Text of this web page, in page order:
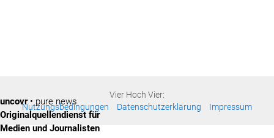
Vier Hoch Vier:
Nutzungsbedingungen
Datenschutzerklärung Impressum
uncovr• pure news
Originalquellendienst für
Medien und Journalisten